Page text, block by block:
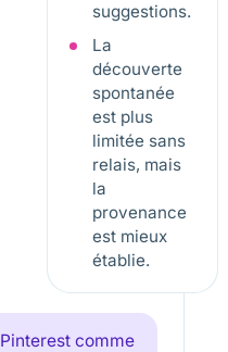
suggestions.
La
découverte
spontanée
est plus
limitée sans
relais, mais
la
provenance
est mieux
établie.
comme